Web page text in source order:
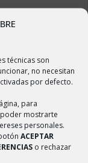
técnicas son
no necesitan
por defecto.
para
mostrarte
personales.
ACEPTAR
o rechazar
Piscinas
bar